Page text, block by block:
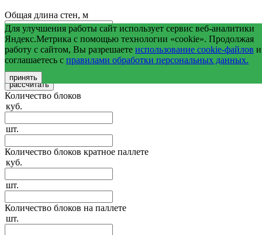
Общая длина стен, м
Средняя высота стен, м
Общая площадь оконных и дверных проемов, м2
Количество блоков
куб.
шт.
Количество блоков кратное паллете
куб.
шт.
Количество блоков на паллете
шт.
Для улучшения работы сайт использует сервис веб-аналитики
Яндекс.Метрика с помощью технологии «cookie». Продолжая
работу с сайтом, Вы разрешаете использование cookie-файлов и
соглашаетесь с правилами обработки персональных данных.
принять